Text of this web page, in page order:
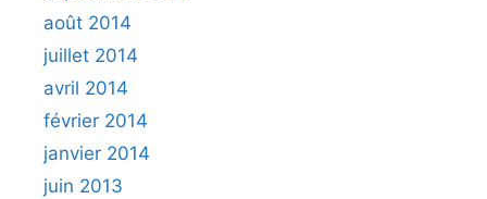
août 2014
juillet 2014
avril 2014
février 2014
janvier 2014
juin 2013